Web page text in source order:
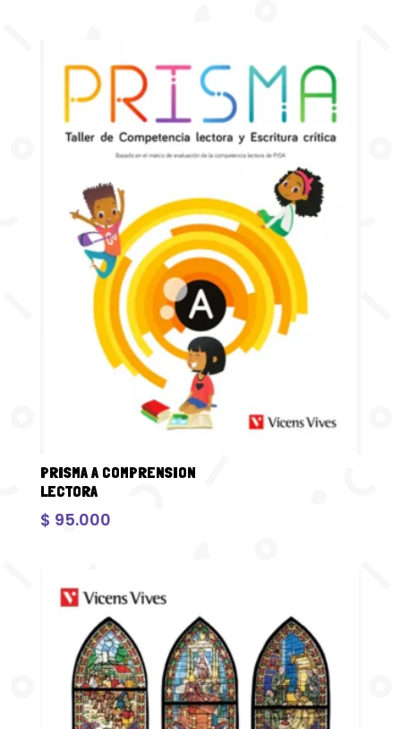
PRISMA A COMPRENSION
LECTORA
$ 95.000